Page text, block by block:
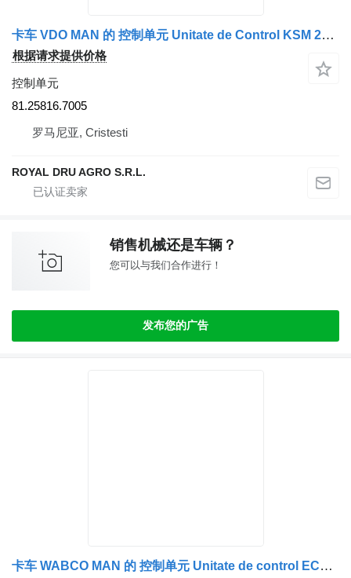
卡车 VDO MAN 的 控制单元 Unitate de Control KSM 24V 81.25816.7005
根据请求提供价格
控制单元
81.25816.7005
罗马尼亚, Cristesti
ROYAL DRU AGRO S.R.L.
销售机械还是车辆？
您可以与我们合作进行！
发布您的广告
卡车 WABCO MAN 的 控制单元 Unitate de control ECAS 81259356538